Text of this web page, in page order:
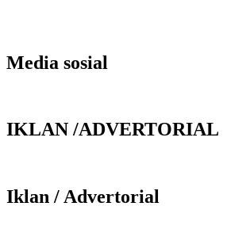
Media sosial
IKLAN /ADVERTORIAL
Iklan / Advertorial